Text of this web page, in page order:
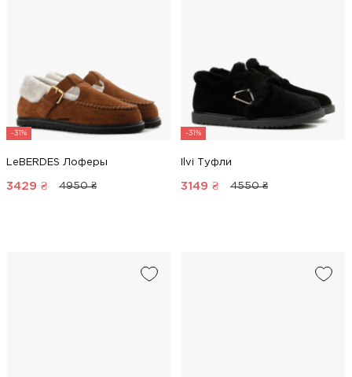
-31%
LeBERDES Лоферы
3429 ₴ 4950 ₴
-31%
Ilvi Туфли
3149 ₴ 4550 ₴